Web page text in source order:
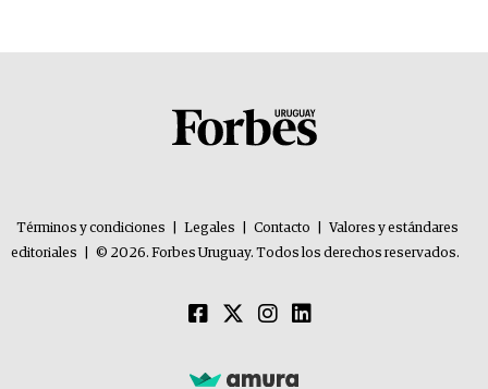
Términos y condiciones Legales Contacto
Valores y estándares
editoriales
© 2026. Forbes Uruguay. Todos los derechos reservados.